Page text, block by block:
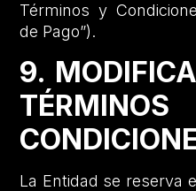
Términos y
de Pago”).
9.
La Entidad se reserva